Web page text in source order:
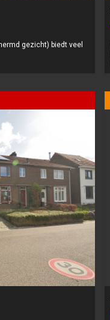
gezicht) biedt veel